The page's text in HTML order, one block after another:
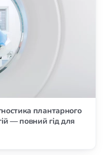
плантарного
— повний гід для